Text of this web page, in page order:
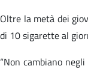
Oltre la metà dei
di 10 sigarette al
“Non cambiano